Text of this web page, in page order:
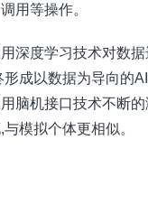
用等操作。
度学习技术对数据
成以数据为导向的
脑机接口技术不断
模拟个体更相似。